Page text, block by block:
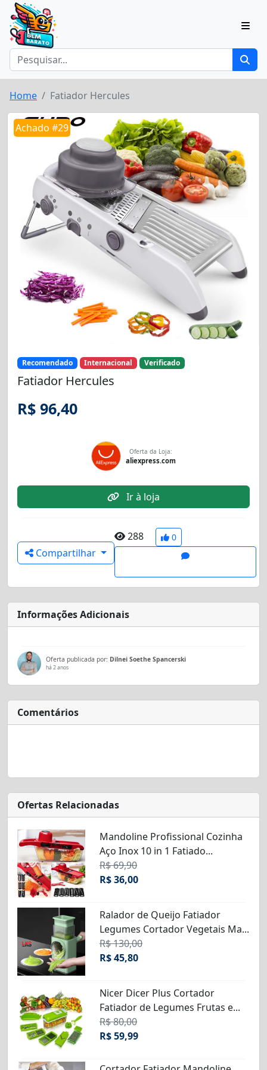
Home Fatiador Hercules
Achado #29
Recomendado Internacional Verificado
Fatiador Hercules
R$ 96,40
Oferta da Loja:
aliexpress.com
Ir à loja
Compartilhar
288 0
Informações Adicionais
Oferta publicada por: Dilnei Soethe Spancerski
há 2 anos
Comentários
Ofertas Relacionadas
Mandoline Profissional Cozinha
Aço Inox 10 in 1 Fatiado...
R$ 69,90
R$ 36,00
Ralador de Queijo Fatiador
Legumes Cortador Vegetais Ma...
R$ 130,00
R$ 45,80
Nicer Dicer Plus Cortador
Fatiador de Legumes Frutas e...
R$ 80,00
R$ 59,99